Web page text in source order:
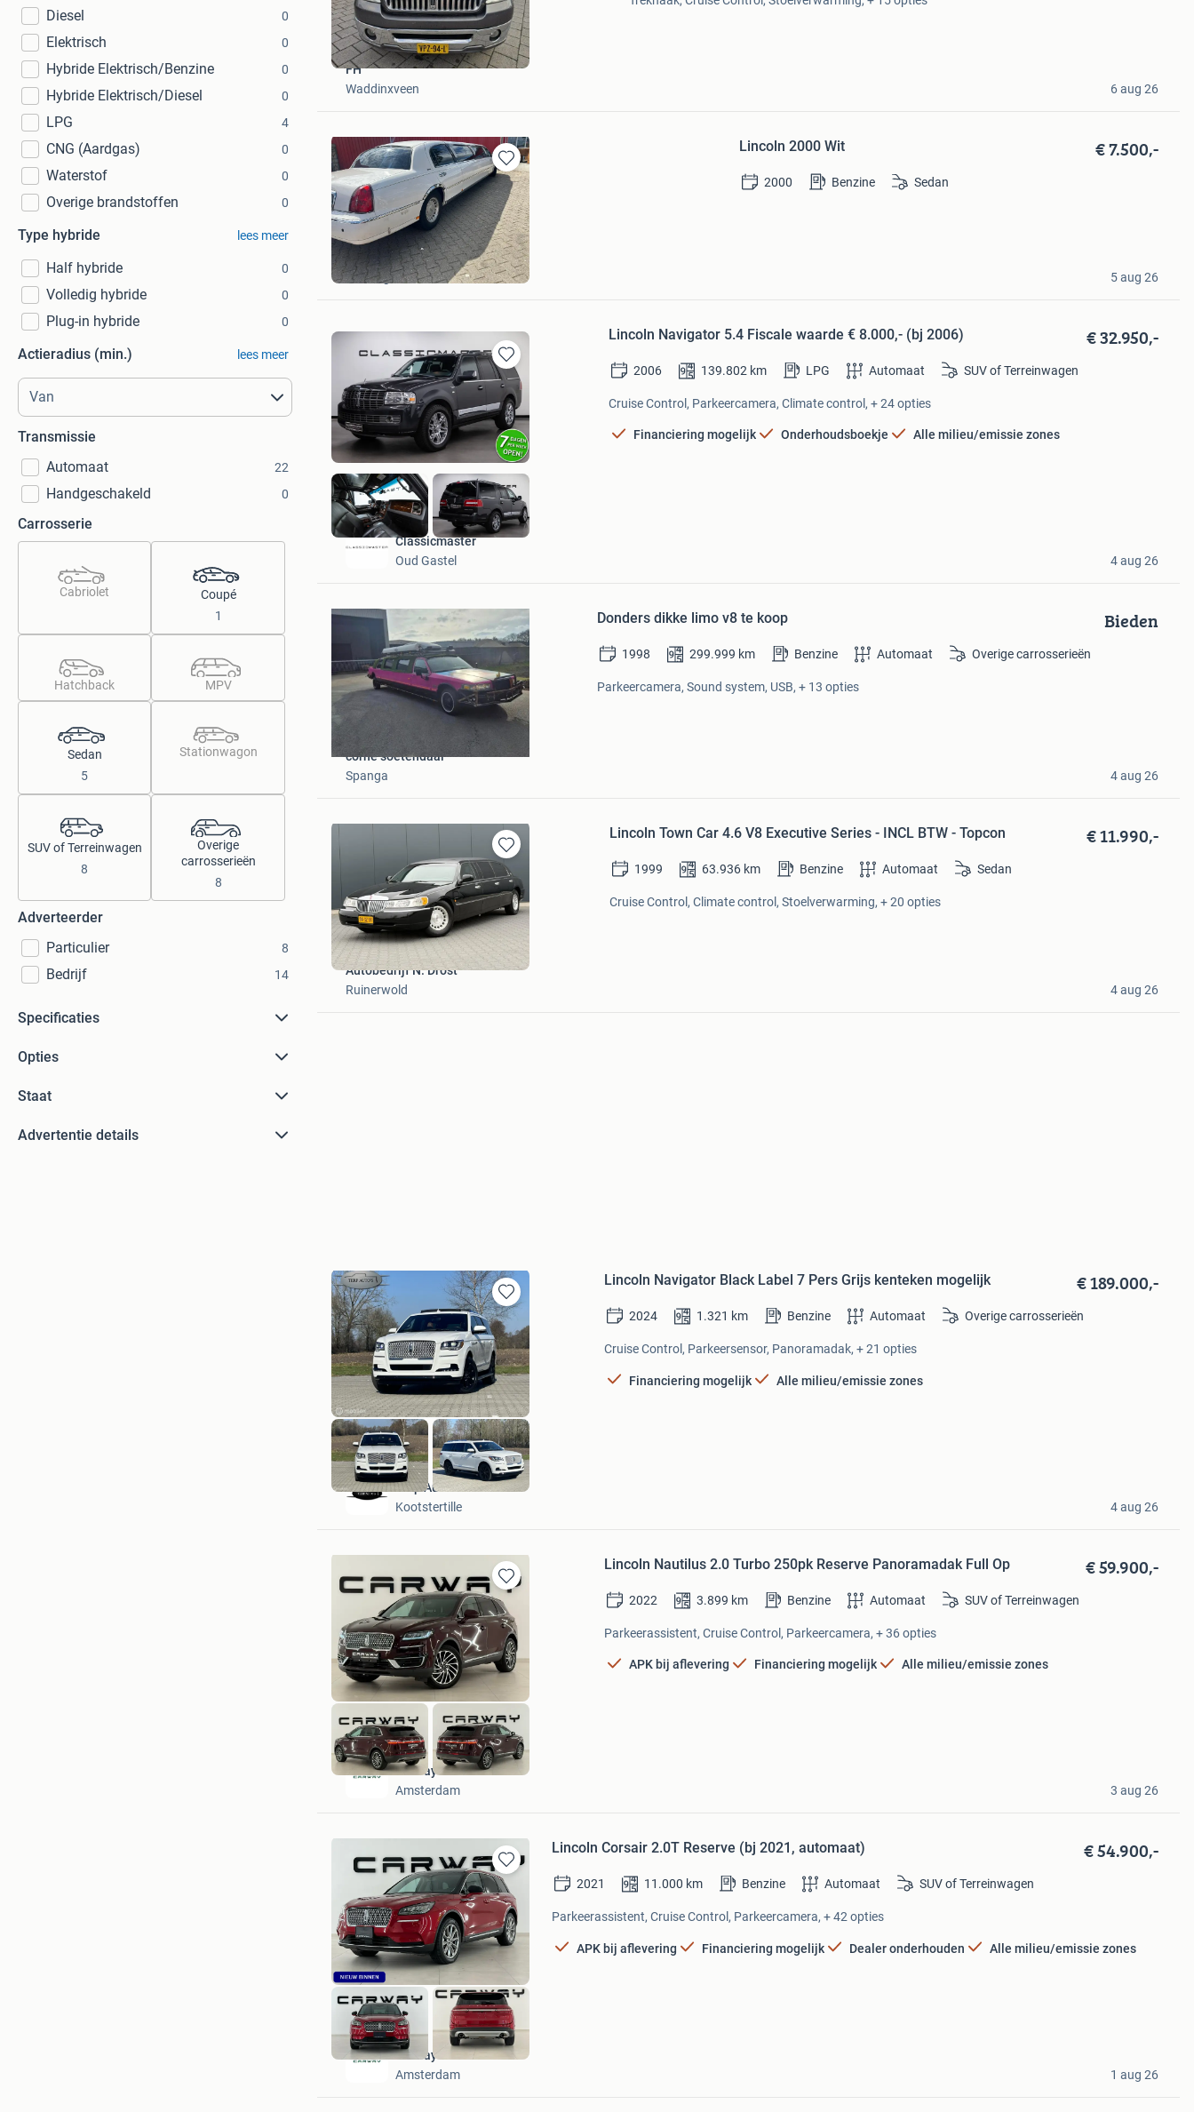
Diesel 0
Elektrisch 0
Hybride Elektrisch/Benzine 0
Hybride Elektrisch/Diesel 0
LPG 4
CNG (Aardgas) 0
Waterstof 0
Overige brandstoffen 0
Type hybride lees meer
Half hybride 0
Volledig hybride 0
Plug-in hybride 0
Actieradius (min.) lees meer
Transmissie
Automaat
22
Handgeschakeld 0
Carrosserie
Cabriolet
Coupé
1
Hatchback MPV
Sedan
5
Stationwagon
SUV of Terreinwagen
8
Overige
carrosserieën
8
Adverteerder
Particulier
8
Bedrijf 14
Specificaties
Opties
Staat
Advertentie details
Favorieten
FH
Waddinxveen
6 aug 26
Bewaren
in
Mijn
Favorieten
Lincoln 2000 Wit € 7.500,-
2000 Benzine Sedan
sterre
Groningen
5 aug 26
Bewaren
in
Mijn
Favorieten
Lincoln Navigator 5.4 Fiscale waarde € 8.000,- (bj 2006) € 32.950,-
2006 139.802 km LPG Automaat SUV of Terreinwagen
Cruise Control, Parkeercamera, Climate control, + 24 opties
Financiering mogelijk Onderhoudsboekje Alle milieu/emissie zones
Classicmaster
Oud Gastel
4 aug 26
in
Mijn
Favorieten
Donders dikke limo v8 te koop Bieden
1998 299.999 km Benzine Automaat Overige carrosserieën
Parkeercamera, Sound system, USB, + 13 opties
corne soetendaal
Spanga
4 aug 26
Bewaren
in
Mijn
Favorieten
Lincoln Town Car 4.6 V8 Executive Series - INCL BTW - Topcon € 11.990,-
1999 63.936 km Benzine Automaat Sedan
Cruise Control, Climate control, Stoelverwarming, + 20 opties
Autobedrijf N. Drost
Ruinerwold
4 aug 26
Bewaren
in
Mijn
Favorieten
Lincoln Navigator Black Label 7 Pers Grijs kenteken mogelijk € 189.000,-
2024 1.321 km Benzine Automaat Overige carrosserieën
Cruise Control, Parkeersensor, Panoramadak, + 21 opties
Financiering mogelijk Alle milieu/emissie zones
Terp Auto's
Kootstertille
4 aug 26
Bewaren
in
Mijn
Favorieten
Lincoln Nautilus 2.0 Turbo 250pk Reserve Panoramadak Full Op € 59.900,-
2022 3.899 km Benzine Automaat SUV of Terreinwagen
Parkeerassistent, Cruise Control, Parkeercamera, + 36 opties
APK bij aflevering Financiering mogelijk Alle milieu/emissie zones
Carway Amsterdam
Amsterdam
3 aug 26
Bewaren
in
Mijn
Favorieten
Lincoln Corsair 2.0T Reserve (bj 2021, automaat) € 54.900,-
2021 11.000 km Benzine Automaat SUV of Terreinwagen
Parkeerassistent, Cruise Control, Parkeercamera, + 42 opties
APK bij aflevering Financiering mogelijk Dealer onderhouden Alle milieu/emissie zones
Carway Amsterdam
Amsterdam
1 aug 26